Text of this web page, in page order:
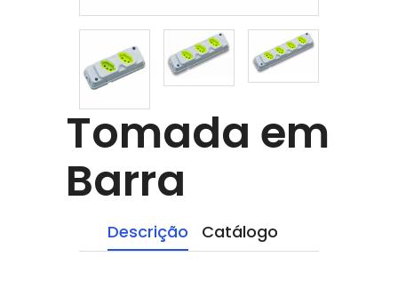
Tomada em
Barra
Descrição Catálogo